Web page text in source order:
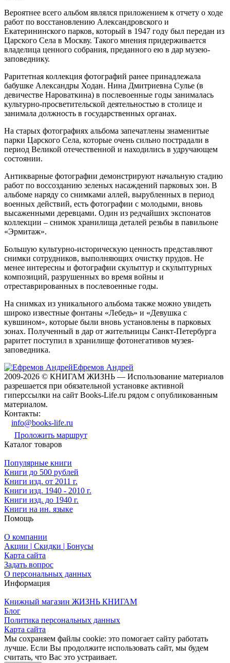
Вероятнее всего альбом являлся приложением к отчету о ходе
работ по восстановлению Александровского и
Екатерининского парков, который в 1947 году был передан из
Царского Села в Москву. Такого мнения придерживается
владелица ценного собрания, преданного ею в дар музею-
заповеднику.
Раритетная коллекция фотографий ранее принадлежала
бабушке Александры Ходан. Нина Дмитриевна Сулье (в
девичестве Нароваткина) в послевоенные годы занималась
культурно-просветительской деятельностью в столице и
занимала должность в государственных органах.
На старых фотографиях альбома запечатлены знаменитые
парки Царского Села, которые очень сильно пострадали в
период Великой отечественной и находились в удручающем
состоянии.
Антикварные фотографии демонстрируют начальную стадию
работ по воссозданию зеленых насаждений парковых зон. В
альбоме наряду со снимками аллей, вырубленных в период
военных действий, есть фотографии с молодыми, вновь
высаженными деревцами. Один из редчайших экспонатов
коллекции – снимок хранилища деталей резьбы в павильоне
«Эрмитаж».
Большую культурно-историческую ценность представляют
снимки сотрудников, выполняющих очистку прудов. Не
менее интересны и фотографии скульптур и скульптурных
композиций, разрушенных во время войны и
отреставрированных в послевоенные годы.
На снимках из уникального альбома также можно увидеть
широко известные фонтаны «Лебедь» и «Девушка с
кувшином», которые были вновь установлены в парковых
зонах. Полученный в дар от жительницы Санкт-Петербурга
раритет поступил в хранилище фотонегативов музея-
заповедника.
Ефремов Андрей
2009-2026 © КНИГАМ ЖИЗНЬ — Использование материалов
разрешается при обязательной установке активной
гиперссылки на сайт Books-Life.ru рядом с опубликованным
материалом.
Контакты:
info@books-life.ru
Проложить маршрут
Каталог товаров
Популярные книги
Книги до 500 рублей
Книги изд. от 2011 г.
Книги изд. 1940 - 2010 г.
Книги изд. до 1940 г.
Книги на ин. языке
Помощь
О компании
Акции | Скидки | Бонусы
Карта сайта
Задать вопрос
О персональных данных
Информация
Книжный магазин ЖИЗНЬ КНИГАМ
Блог
Политика персональных данных
Карта сайта
Мы сохраняем файлы cookie: это помогает сайту работать
лучше. Если Вы продолжите использовать сайт, мы будем
считать, что Вас это устраивает.